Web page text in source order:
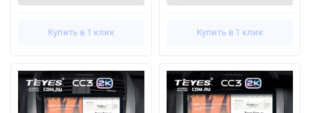
Купить в 1 клик Купить в 1 клик